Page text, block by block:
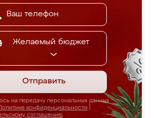
Желаемый бюджет
Отправить
на передачу персональных данных
конфиденциальности
соглашению